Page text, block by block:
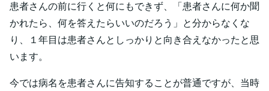
患者さんの前に行くと何にもできず、「患者さんに何か聞
かれたら、何を答えたらいいのだろう」と分からなくな
り、１年目は患者さんとしっかりと向き合えなかったと思
います。
今では病名を患者さんに告知することが普通ですが、当時